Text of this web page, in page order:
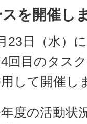
スを開催し
23日（水）
回目のタス
して開催し
度の活動状